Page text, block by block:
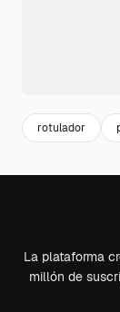
rotulador
La plataforma
millón de